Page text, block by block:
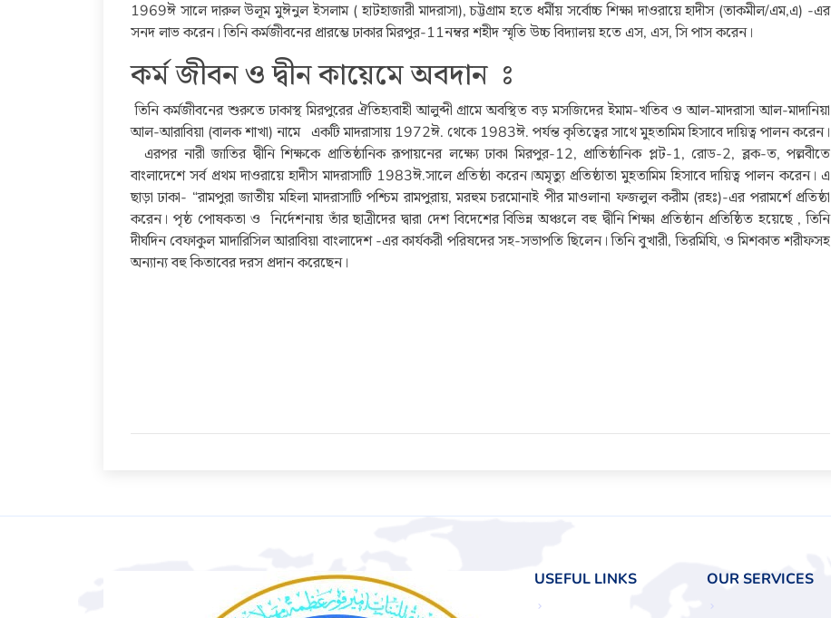
1969ঈ সালে দারুল উলূম মুঈনুল ইসলাম ( হাটহাজারী মাদরাসা), চট্টগ্রাম হতে ধর্মীয় সর্বোচ্চ শিক্ষা দাওরায়ে হাদীস (তাকমীল/এম,এ) -এর
সনদ লাভ করেন। তিনি কর্মজীবনের প্রারম্ভে ঢাকার মিরপুর-11নম্বর শহীদ স্মৃতি উচ্চ বিদ্যালয় হতে এস, এস, সি পাস করেন।
কর্ম জীবন ও দ্বীন কায়েমে অবদান ঃ
তিনি কর্মজীবনের শুরুতে ঢাকাস্থ মিরপুরের ঐতিহ্যবাহী আলুব্দী গ্রামে অবস্থিত বড় মসজিদের ইমাম-খতিব ও আল-মাদরাসা আল-মাদানিয়া
আল-আরাবিয়া (বালক শাখা) নামে একটি মাদরাসায় 1972ঈ. থেকে 1983ঈ. পর্যন্ত কৃতিত্বের সাথে মুহতামিম হিসাবে দায়িত্ব পালন করেন।
এরপর নারী জাতির দ্বীনি শিক্ষকে প্রাতিষ্ঠানিক রূপায়নের লক্ষ্যে ঢাকা মিরপুর-12, প্রাতিষ্ঠানিক প্লট-1, রোড-2, ব্লক-ত, পল্লবীতে
বাংলাদেশে সর্ব প্রথম দাওরায়ে হাদীস মাদরাসাটি 1983ঈ.সালে প্রতিষ্ঠা করেন।অমৃত্যু প্রতিষ্ঠাতা মুহতামিম হিসাবে দায়িত্ব পালন করেন। এ
ছাড়া ঢাকা- “রামপুরা জাতীয় মহিলা মাদরাসাটি পশ্চিম রামপুরায়, মরহুম চরমোনাই পীর মাওলানা ফজলুল করীম (রহঃ)-এর পরামর্শে প্রতিষ্ঠা
করেন। পৃষ্ঠ পোষকতা ও নির্দেশনায় তাঁর ছাত্রীদের দ্বারা দেশ বিদেশের বিভিন্ন অঞ্চলে বহু দ্বীনি শিক্ষা প্রতিষ্ঠান প্রতিষ্ঠিত হয়েছে , তিনি
দীর্ঘদিন বেফাকুল মাদারিসিল আরাবিয়া বাংলাদেশ -এর কার্যকরী পরিষদের সহ-সভাপতি ছিলেন। তিনি বুখারী, তিরমিযি, ও মিশকাত শরীফসহ
অন্যান্য বহু কিতাবের দরস প্রদান করেছেন।
USEFUL LINKS
chevron_right
OUR SERVICES
chevron_right